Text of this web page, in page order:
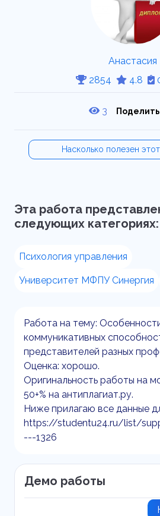
Анастасия
2854
4.8
3
Насколько полезен
Эта работа
следующих категориях:
Психология управления
Университет МФПУ Синергия
Работа на тему:
коммуникативных
представителей разных
Оценка: хорошо.
Оригинальность работы на
50+% на антиплагиат.ру.
Ниже прилагаю все данные
https://studentu24.ru/list/
---1326
Демо работы